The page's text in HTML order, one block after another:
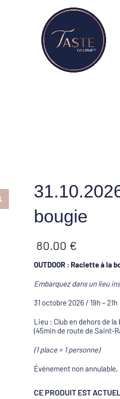
bougie
80.00 €
OUTDOOR : Raclette à la
Embarquez dans un lieu
31 octobre 2026 / 19h – 21h
Lieu : Club en dehors de
(45min de route de Saint-
(1 place = 1 personne)
Événement non
CE PRODUIT EST